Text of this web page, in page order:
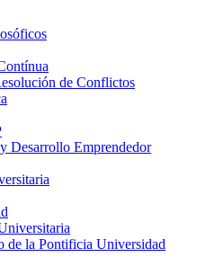
de Conflictos
Desarrollo Emprendedor
de la Pontificia Universidad